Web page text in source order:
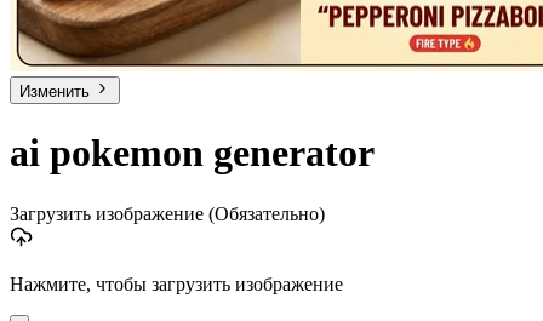
Изменить
ai pokemon generator
Загрузить изображение (Обязательно)
Нажмите, чтобы загрузить изображение